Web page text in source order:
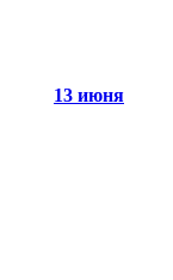
13 июня